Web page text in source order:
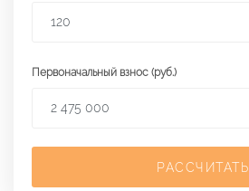
Первоначальный взнос (руб.)
РАССЧИТАТЬ